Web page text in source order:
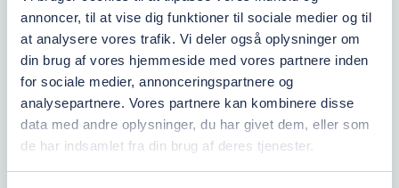
annoncer, til at vise dig funktioner til sociale medier og til
at analysere vores trafik. Vi deler også oplysninger om
din brug af vores hjemmeside med vores partnere inden
for sociale medier, annonceringspartnere og
analysepartnere. Vores partnere kan kombinere disse
data med andre oplysninger, du har givet dem, eller som
de har indsamlet fra din brug af deres tjenester.
7.750,00 DKKinkl. moms
Læg i kurv